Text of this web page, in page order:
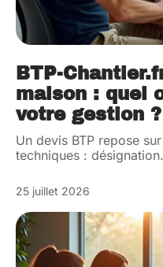
BTP-
maison : quel
votre gestion ?
Un devis BTP repose
techniques : désignation
25 juillet 2026